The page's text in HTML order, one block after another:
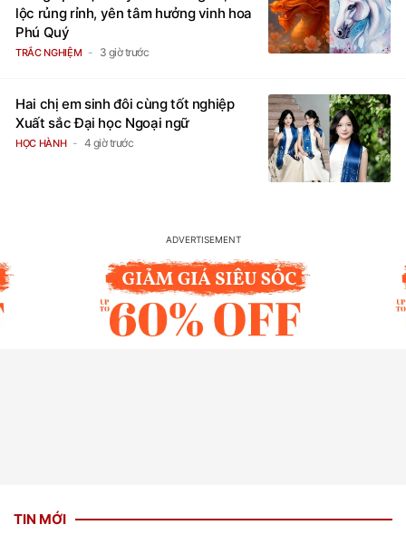
lộc rủng rỉnh, yên tâm hưởng vinh hoa
Phú Quý
TRẮC NGHIỆM 3 giờ trước
Hai chị em sinh đôi cùng tốt nghiệp
Xuất sắc Đại học Ngoại ngữ
HỌC HÀNH 4 giờ trước
TIN MỚI